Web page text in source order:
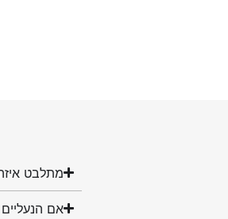
מתלבט
אם